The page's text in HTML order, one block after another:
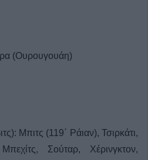
(Ουρουγουάη)
Μπιτς (119΄ Ράιαν), Τσιρκάτι,
Σούταρ, Χέρινγκτον,